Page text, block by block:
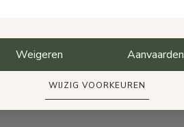
Weigeren Aanvaarden
WIJZIG VOORKEUREN